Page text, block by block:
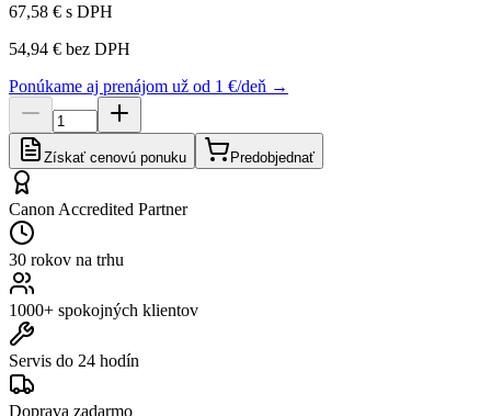
67,58 € s DPH
54,94 € bez DPH
Ponúkame aj prenájom už od 1 €/deň →
Získať cenovú ponuku Predobjednať
Canon Accredited Partner
30 rokov na trhu
1000+ spokojných klientov
Servis do 24 hodín
Doprava zadarmo